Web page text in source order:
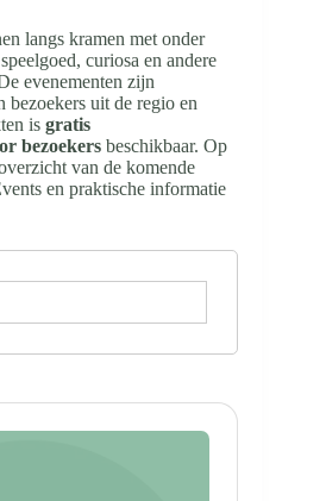
langs kramen met onder
curiosa en andere
evenementen zijn
bezoekers uit de regio en
is gratis
bezoekers beschikbaar. Op
van de komende
en praktische informatie